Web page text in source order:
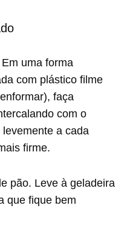
uma forma
com plástico filme
faça
com o
a cada
firme.
pão. Leve à geladeira
que fique bem